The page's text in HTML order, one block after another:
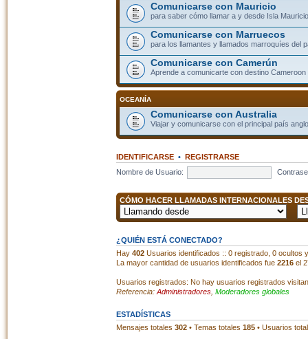
Comunicarse con Mauricio
para saber cómo llamar a y desde Isla
Comunicarse con Marruecos
para los llamantes y llamados marroquíes del
Comunicarse con Camerún
Aprende a comunicarte con destino Cameroon
OCEANÍA
Comunicarse con Australia
Viajar y comunicarse con el principal país
IDENTIFICARSE• REGISTRARSE
Nombre de Usuario:
CÓMO HACER LLAMADAS INTERNACIONALES
¿QUIÉN ESTÁ CONECTADO?
Hay 402Usuarios identificados :: 0 registrado, 0 ocultos
La mayor cantidad de usuarios identificados fue 2216el
Usuarios registrados: No hay usuarios registrados
Referencia: Administradores, Moderadores globales
ESTADÍSTICAS
Mensajes totales 302• Temas totales 185• Usuarios